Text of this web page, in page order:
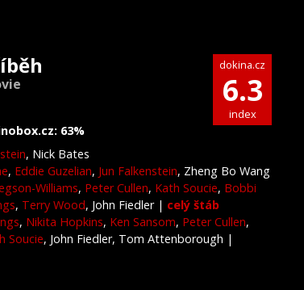
63%
dokina.cz
6.3
index
, Nick Bates
, Eddie Guzelian, Jun Falkenstein, Zheng Bo Wang
Williams, Peter Cullen, Kath Soucie, Bobbi
, Terry Wood, John Fiedler | celý štáb
, Nikita Hopkins, Ken Sansom, Peter Cullen,
Soucie, John Fiedler, Tom Attenborough |